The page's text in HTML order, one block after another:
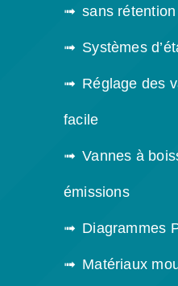
sans
Systèmes
Réglage des
facile
Vannes à
émissions
Diagrammes
Matériaux